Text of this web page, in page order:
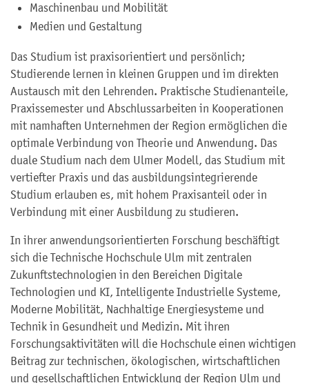
Maschinenbau und Mobilität
Medien und Gestaltung
Das Studium ist praxisorientiert und persönlich;
Studierende lernen in kleinen Gruppen und im direkten
Austausch mit den Lehrenden. Praktische Studienanteile,
Praxissemester und Abschlussarbeiten in Kooperationen
mit namhaften Unternehmen der Region ermöglichen die
optimale Verbindung von Theorie und Anwendung. Das
duale Studium nach dem Ulmer Modell, das Studium mit
vertiefter Praxis und das ausbildungsintegrierende
Studium erlauben es, mit hohem Praxisanteil oder in
Verbindung mit einer Ausbildung zu studieren.
In ihrer anwendungsorientierten Forschung beschäftigt
sich die Technische Hochschule Ulm mit zentralen
Zukunftstechnologien in den Bereichen Digitale
Technologien und KI, Intelligente Industrielle Systeme,
Moderne Mobilität, Nachhaltige Energiesysteme und
Technik in Gesundheit und Medizin. Mit ihren
Forschungsaktivitäten will die Hochschule einen wichtigen
Beitrag zur technischen, ökologischen, wirtschaftlichen
und gesellschaftlichen Entwicklung der Region Ulm und